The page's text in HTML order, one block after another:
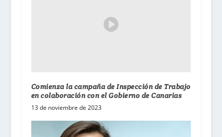
Comienza la campaña de Inspección de Trabajo
en colaboración con el Gobierno de Canarias
13 de noviembre de 2023